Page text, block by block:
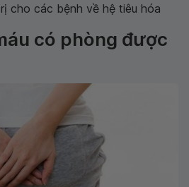
cho các bệnh về hệ tiêu hóa
có phòng được